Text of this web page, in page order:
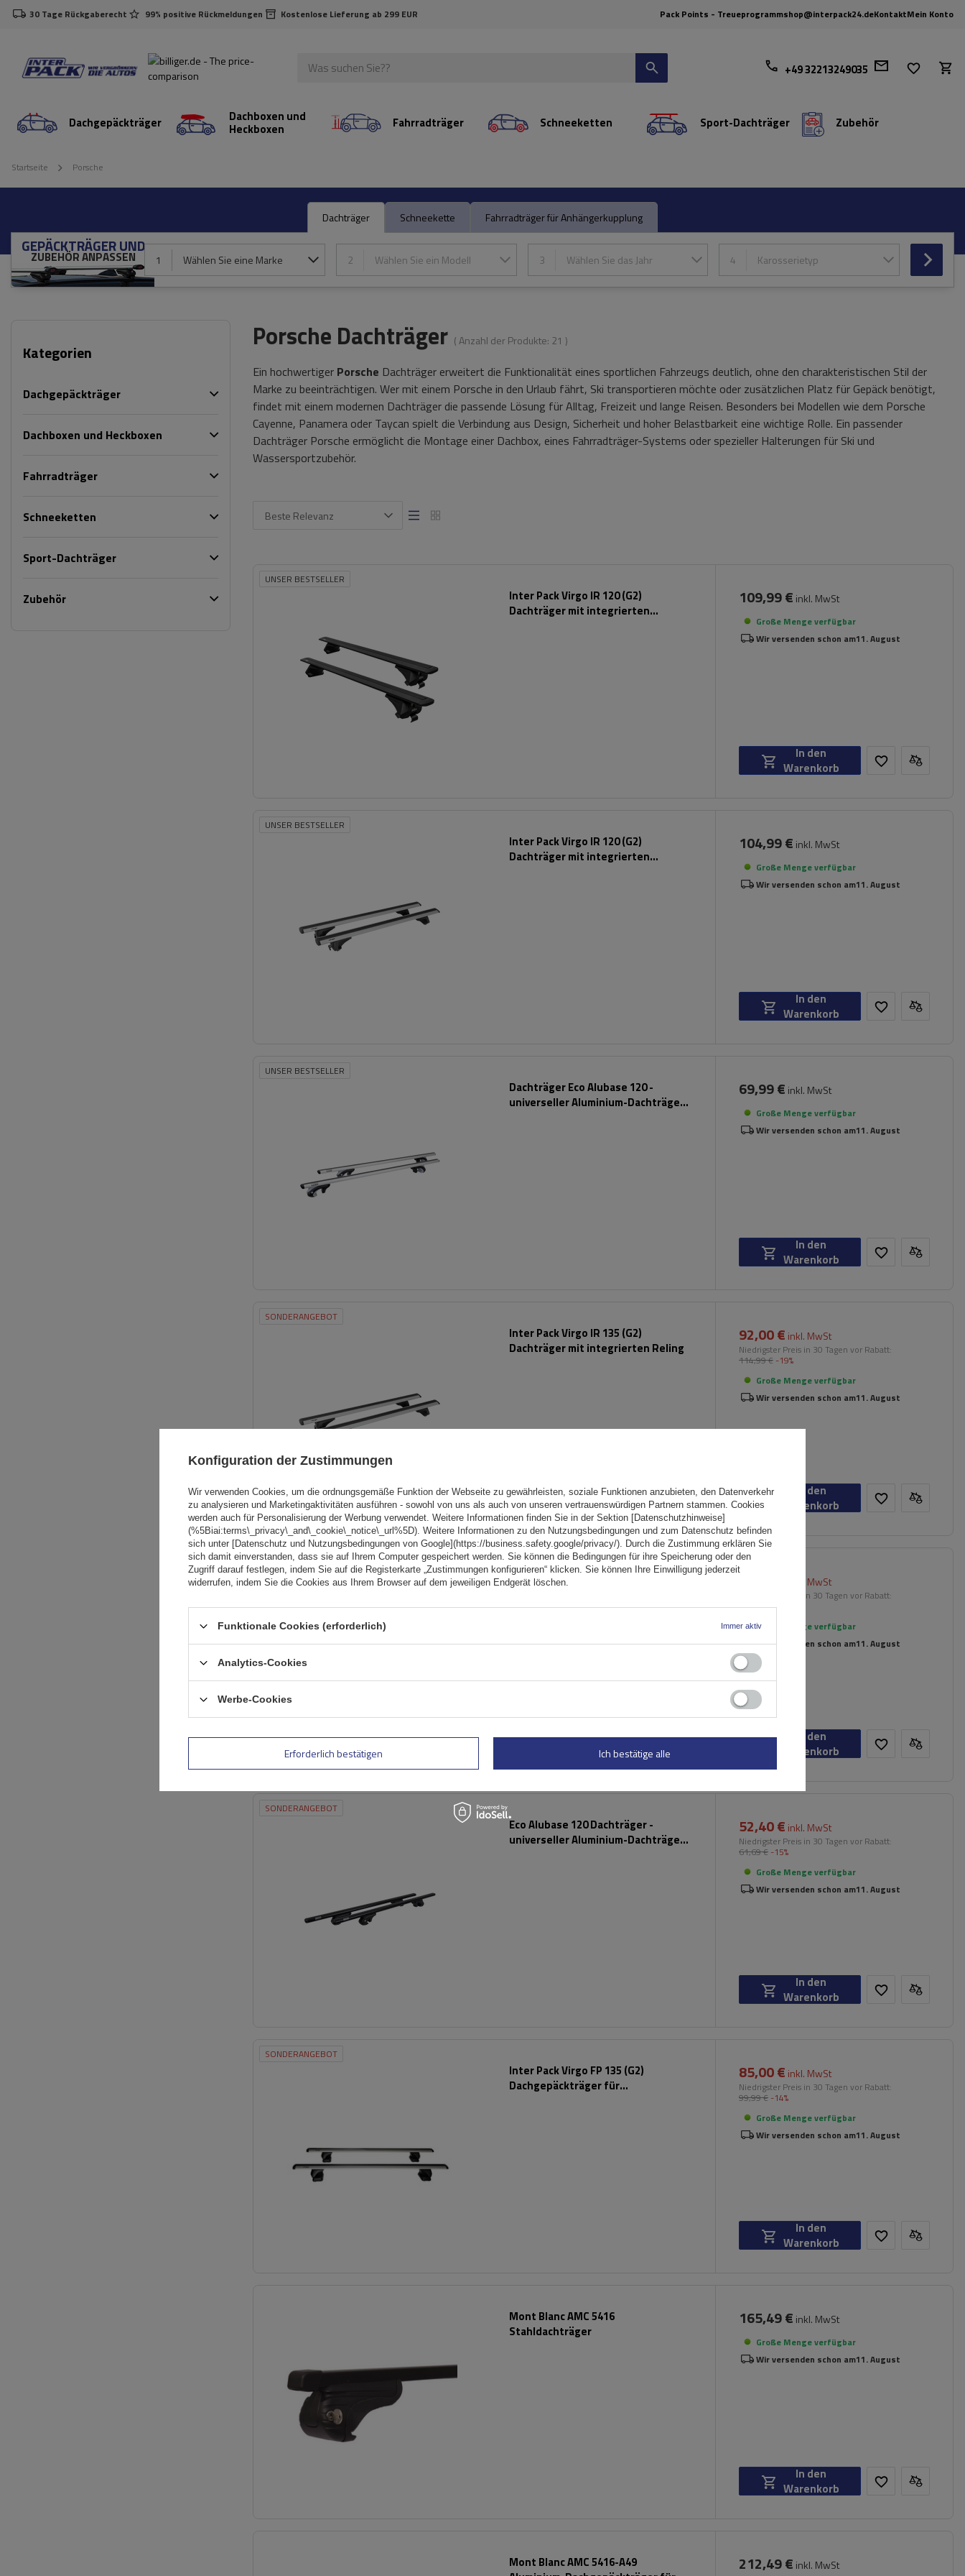
30 Tage Rückgaberecht 99% positive Rückmeldungen Kostenlose Lieferung ab 299 EUR Pack Points - Treueprogrammshop@interpack24.deKontaktMein Konto
+49 32213249035
Dachgepäckträger Dachboxen und
Heckboxen Fahrradträger Schneeketten Sport-Dachträger Zubehör
Startseite Porsche
Dachträger Schneekette Fahrradträger für Anhängerkupplung
GEPÄCKTRÄGER UND
ZUBEHÖR ANPASSEN 1 Wählen Sie eine Marke 2 Wählen Sie ein Modell 3 Wählen Sie das Jahr 4 Karosserietyp
Kategorien
Dachgepäckträger
Dachboxen und Heckboxen
Fahrradträger
Schneeketten
Sport-Dachträger
Zubehör
Porsche Dachträger ( Anzahl der Produkte: 21 )
Ein hochwertiger Porsche Dachträger erweitert die Funktionalität eines sportlichen Fahrzeugs deutlich, ohne den charakteristischen Stil der
Marke zu beeinträchtigen. Wer mit einem Porsche in den Urlaub fährt, Ski transportieren möchte oder zusätzlichen Platz für Gepäck benötigt,
findet mit einem modernen Dachträger die passende Lösung für Alltag, Freizeit und lange Reisen. Besonders bei Modellen wie dem Porsche
Cayenne, Panamera oder Taycan spielt die Verbindung aus Design, Sicherheit und hoher Belastbarkeit eine wichtige Rolle. Ein passender
Dachträger Porsche ermöglicht die Montage einer Dachbox, eines Fahrradträger-Systems oder spezieller Halterungen für Ski und
Wassersportzubehör.
Beste Relevanz
UNSER BESTSELLER
Inter Pack Virgo IR 120 (G2)
Dachträger mit integrierten
109,99 € inkl. MwSt
Große Menge verfügbar
Wir versenden schon am11. August
In den
Warenkorb
UNSER BESTSELLER
Inter Pack Virgo IR 120 (G2)
Dachträger mit integrierten
104,99 € inkl. MwSt
Große Menge verfügbar
Wir versenden schon am11. August
In den
Warenkorb
UNSER BESTSELLER
Dachträger Eco Alubase 120 -
universeller Aluminium-Dachträger
69,99 € inkl. MwSt
Große Menge verfügbar
Wir versenden schon am11. August
In den
Warenkorb
SONDERANGEBOT
Inter Pack Virgo IR 135 (G2)
Dachträger mit integrierten Reling
92,00 € inkl. MwSt
Niedrigster Preis in 30 Tagen vor Rabatt:
114,99 € -19%
Große Menge verfügbar
Wir versenden schon am11. August
In den
Warenkorb
SONDERANGEBOT
Inter Pack Virgo IR 135 (G2)
Schienen (schwarz)
88,00 € inkl. MwSt
Niedrigster Preis in 30 Tagen vor Rabatt:
109,99 €-19%
Große Menge verfügbar
Wir versenden schon am11. August
In den
Warenkorb
SONDERANGEBOT
Eco Alubase 120 Dachträger -
universeller Aluminium-Dachträger
52,40 € inkl. MwSt
Niedrigster Preis in 30 Tagen vor Rabatt:
61,69 € -15%
Große Menge verfügbar
Wir versenden schon am11. August
In den
Warenkorb
SONDERANGEBOT
Inter Pack Virgo FP 135 (G2)
Dachgepäckträger für
85,00 € inkl. MwSt
Niedrigster Preis in 30 Tagen vor Rabatt:
99,99 € -14%
Große Menge verfügbar
Wir versenden schon am11. August
In den
Warenkorb
Mont Blanc AMC 5416
Stahldachträger
165,49 € inkl. MwSt
Große Menge verfügbar
Wir versenden schon am11. August
In den
Warenkorb
Mont Blanc AMC 5416-A49
212,49 € inkl. MwSt
Konfiguration der Zustimmungen
Wir verwenden Cookies, um die ordnungsgemäße Funktion der Webseite zu gewährleisten, soziale Funktionen anzubieten, den Datenverkehr
zu analysieren und Marketingaktivitäten ausführen - sowohl von uns als auch von unseren vertrauenswürdigen Partnern stammen. Cookies
werden auch für Personalisierung der Werbung verwendet. Weitere Informationen finden Sie in der Sektion [Datenschutzhinweise]
(%5Biai:terms\_privacy\_and\_cookie\_notice\_url%5D). Weitere Informationen zu den Nutzungsbedingungen und zum Datenschutz befinden
sich unter [Datenschutz und Nutzungsbedingungen von Google](https://business.safety.google/privacy/). Durch die Zustimmung erklären Sie
sich damit einverstanden, dass sie auf Ihrem Computer gespeichert werden. Sie können die Bedingungen für ihre Speicherung oder den
Zugriff darauf festlegen, indem Sie auf die Registerkarte „Zustimmungen konfigurieren“ klicken. Sie können Ihre Einwilligung jederzeit
widerrufen, indem Sie die Cookies aus Ihrem Browser auf dem jeweiligen Endgerät löschen.
Funktionale Cookies (erforderlich) Immer aktiv
Analytics-Cookies
Werbe-Cookies
Erforderlich bestätigen Ich bestätige alle